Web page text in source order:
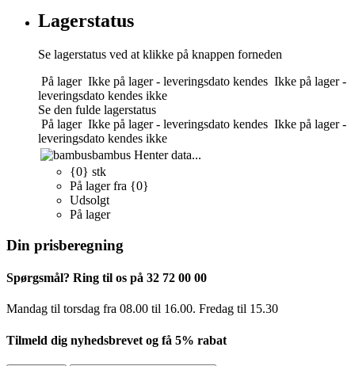
Lagerstatus
Se lagerstatus ved at klikke på knappen forneden
På lager Ikke på lager - leveringsdato kendes Ikke på lager -
leveringsdato kendes ikke
Se den fulde lagerstatus
På lager Ikke på lager - leveringsdato kendes Ikke på lager -
leveringsdato kendes ikke
bambus Henter data...
{0} stk
På lager fra {0}
Udsolgt
På lager
Din prisberegning
Spørgsmål? Ring til os på 32 72 00 00
Mandag til torsdag fra 08.00 til 16.00. Fredag ​​til 15.30
Tilmeld dig nyhedsbrevet og få 5% rabat